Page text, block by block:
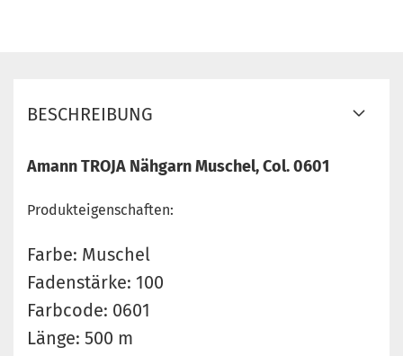
BESCHREIBUNG
Amann TROJA Nähgarn Muschel, Col. 0601
Produkteigenschaften:
Farbe: Muschel
Fadenstärke: 100
Farbcode: 0601
Länge: 500 m